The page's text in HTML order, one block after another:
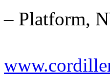
– Platform,